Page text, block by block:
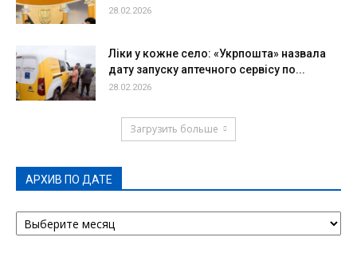
28.02.2026
Ліки у кожне село: «Укрпошта» назвала
дату запуску аптечного сервісу по...
28.02.2026
Загрузить больше
АРХИВ ПО ДАТЕ
АРХИВ
ПО